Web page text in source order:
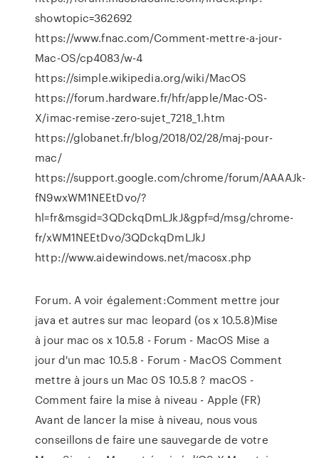
showtopic=362692
https://www.fnac.com/Comment-mettre-a-jour-
Mac-OS/cp4083/w-4
https://simple.wikipedia.org/wiki/MacOS
https://forum.hardware.fr/hfr/apple/Mac-OS-
X/imac-remise-zero-sujet_7218_1.htm
https://globanet.fr/blog/2018/02/28/maj-pour-
mac/
https://support.google.com/chrome/forum/AAAAJk-
fN9wxWM1NEEtDvo/?
hl=fr&msgid=3QDckqDmLJkJ&gpf=d/msg/chrome-
fr/xWM1NEEtDvo/3QDckqDmLJkJ
http://www.aidewindows.net/macosx.php
Forum. A voir également:Comment mettre jour
java et autres sur mac leopard (os x 10.5.8)Mise
à jour mac os x 10.5.8 - Forum - MacOS Mise a
jour d'un mac 10.5.8 - Forum - MacOS Comment
mettre à jours un Mac 0S 10.5.8 ? macOS -
Comment faire la mise à niveau - Apple (FR)
Avant de lancer la mise à niveau, nous vous
conseillons de faire une sauvegarde de votre